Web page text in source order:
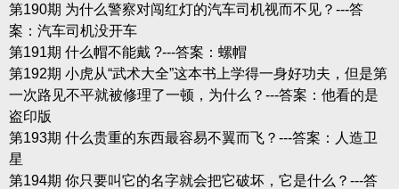
第190期 为什么警察对闯红灯的汽车司机视而不见？---答
案：汽车司机没开车
第191期 什么帽不能戴 ?---答案：螺帽
第192期 小虎从“武术大全”这本书上学得一身好功夫，但是第
一次路见不平就被修理了一顿，为什么？---答案：他看的是
盗印版
第193期 什么贵重的东西最容易不翼而飞？---答案：人造卫
星
第194期 你只要叫它的名字就会把它破坏，它是什么？---答